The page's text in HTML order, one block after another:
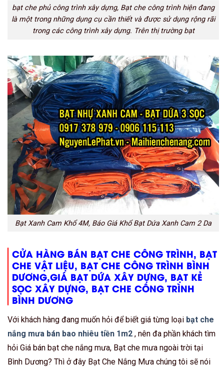
bạt che phủ công trình xây dựng, Bạt che công trình hiện đang
là một trong những dụng cụ cần thiết và được sử dụng rộng rãi
trong các công trình xây dựng. Trên thị trường bạt
Bạt Xanh Cam Khổ 4M, Báo Giá Khổ Bạt Dứa Xanh Cam 2 Da
CỬA HÀNG BÁN BẠT CHE CÔNG TRÌNH, BẠT
CHE VẬT LIỆU, BẠT CHE CÔNG TRÌNH BÌNH
DƯƠNG,GIÁ BẠT DỨA XÂY DỰNG, BẠT KẺ
SỌC XÂY DỰNG, BẠT CHE CÔNG TRÌNH
BÌNH DƯƠNG
Với khách hàng đang muốn hỏi để biết giá từng loại bạt che
nắng mưa bán bao nhiêu tiền 1m2 , nên đa phần khách tìm
hỏi Giá bán bạt che nắng mưa, Bạt che mưa ngoài trời tại
Bình Dương? Thì ở đây Bạt Che Nắng Mưa chúng tôi sẽ nói